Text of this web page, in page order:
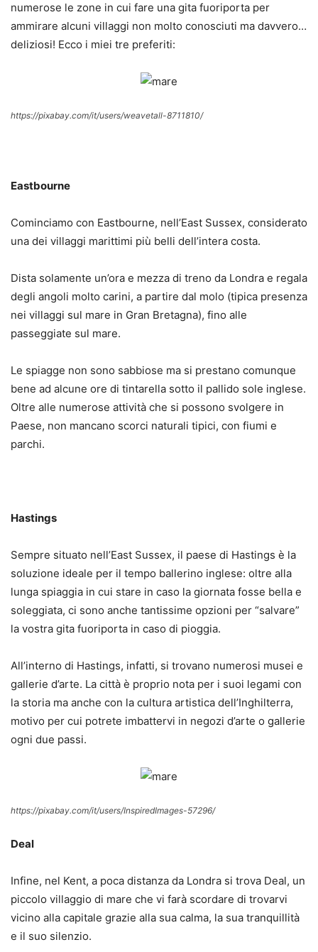
numerose le zone in cui fare una gita fuoriporta per
ammirare alcuni villaggi non molto conosciuti ma davvero…
deliziosi! Ecco i miei tre preferiti:
https://pixabay.com/it/users/weavetall-8711810/
Eastbourne
Cominciamo con Eastbourne, nell’East Sussex, considerato
una dei villaggi marittimi più belli dell’intera costa.
Dista solamente un’ora e mezza di treno da Londra e regala
degli angoli molto carini, a partire dal molo (tipica presenza
nei villaggi sul mare in Gran Bretagna), fino alle
passeggiate sul mare.
Le spiagge non sono sabbiose ma si prestano comunque
bene ad alcune ore di tintarella sotto il pallido sole inglese.
Oltre alle numerose attività che si possono svolgere in
Paese, non mancano scorci naturali tipici, con fiumi e
parchi.
Hastings
Sempre situato nell’East Sussex, il paese di Hastings è la
soluzione ideale per il tempo ballerino inglese: oltre alla
lunga spiaggia in cui stare in caso la giornata fosse bella e
soleggiata, ci sono anche tantissime opzioni per “salvare”
la vostra gita fuoriporta in caso di pioggia.
All’interno di Hastings, infatti, si trovano numerosi musei e
gallerie d’arte. La città è proprio nota per i suoi legami con
la storia ma anche con la cultura artistica dell’Inghilterra,
motivo per cui potrete imbattervi in negozi d’arte o gallerie
ogni due passi.
https://pixabay.com/it/users/InspiredImages-57296/
Deal
Infine, nel Kent, a poca distanza da Londra si trova Deal, un
piccolo villaggio di mare che vi farà scordare di trovarvi
vicino alla capitale grazie alla sua calma, la sua tranquillità
e il suo silenzio.